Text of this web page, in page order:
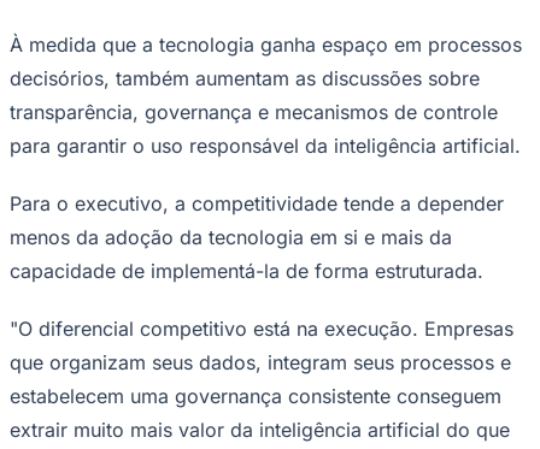
À medida que a tecnologia ganha espaço em processos
decisórios, também aumentam as discussões sobre
transparência, governança e mecanismos de controle
para garantir o uso responsável da inteligência artificial.
Para o executivo, a competitividade tende a depender
menos da adoção da tecnologia em si e mais da
capacidade de implementá-la de forma estruturada.
"O diferencial competitivo está na execução. Empresas
que organizam seus dados, integram seus processos e
estabelecem uma governança consistente conseguem
extrair muito mais valor da inteligência artificial do que